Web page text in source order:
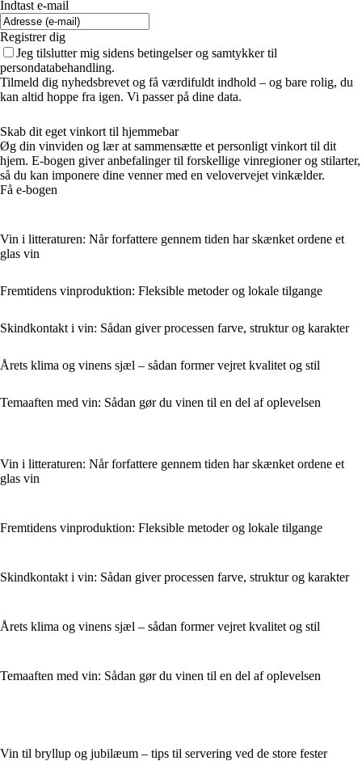
Indtast e-mail
Registrer dig
Jeg tilslutter mig sidens betingelser og samtykker til
persondatabehandling.
Tilmeld dig nyhedsbrevet og få værdifuldt indhold – og bare rolig, du
kan altid hoppe fra igen. Vi passer på dine data.
Skab dit eget vinkort til hjemmebar
Øg din vinviden og lær at sammensætte et personligt vinkort til dit
hjem. E-bogen giver anbefalinger til forskellige vinregioner og stilarter,
så du kan imponere dine venner med en velovervejet vinkælder.
Få e-bogen
Vin i litteraturen: Når forfattere gennem tiden har skænket ordene et
glas vin
Fremtidens vinproduktion: Fleksible metoder og lokale tilgange
Skindkontakt i vin: Sådan giver processen farve, struktur og karakter
Årets klima og vinens sjæl – sådan former vejret kvalitet og stil
Temaaften med vin: Sådan gør du vinen til en del af oplevelsen
Vin i litteraturen: Når forfattere gennem tiden har skænket ordene et
glas vin
Fremtidens vinproduktion: Fleksible metoder og lokale tilgange
Skindkontakt i vin: Sådan giver processen farve, struktur og karakter
Årets klima og vinens sjæl – sådan former vejret kvalitet og stil
Temaaften med vin: Sådan gør du vinen til en del af oplevelsen
Vin til bryllup og jubilæum – tips til servering ved de store fester